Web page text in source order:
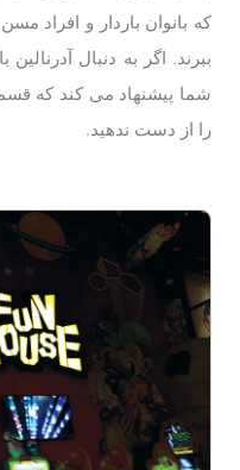
که بانوان باردار و افراد
ببرند. اگر به دنبال
را از دست ندهید.